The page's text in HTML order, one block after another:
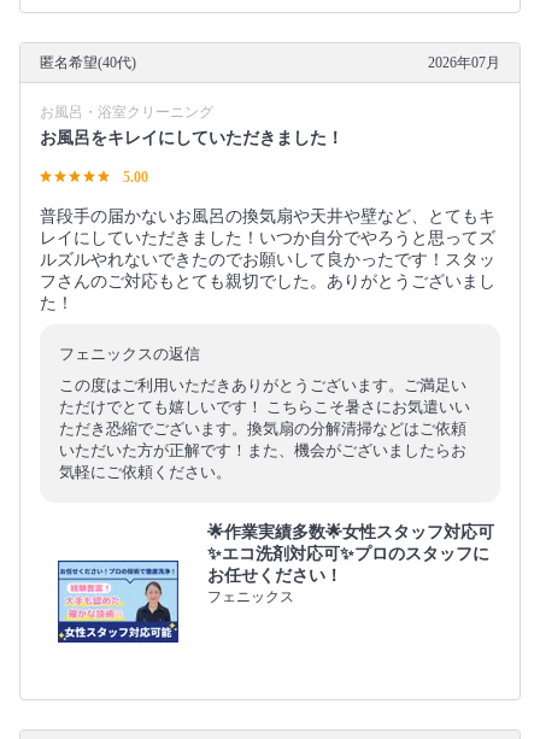
匿名希望(40代) 2026年07月
お風呂・浴室クリーニング
お風呂をキレイにしていただきました！
5.00
普段手の届かないお風呂の換気扇や天井や壁など、とてもキ
レイにしていただきました！いつか自分でやろうと思ってズ
ルズルやれないできたのでお願いして良かったです！スタッ
フさんのご対応もとても親切でした。ありがとうございまし
た！
フェニックスの返信
この度はご利用いただきありがとうございます。ご満足い
ただけでとても嬉しいです！ こちらこそ暑さにお気遣いい
ただき恐縮でございます。換気扇の分解清掃などはご依頼
いただいた方が正解です！また、機会がございましたらお
気軽にご依頼ください。
🌟作業実績多数🌟女性スタッフ対応可
✨エコ洗剤対応可✨プロのスタッフに
お任せください！
フェニックス